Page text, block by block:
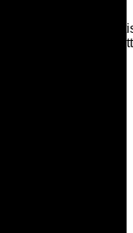
weltbekannten
zu